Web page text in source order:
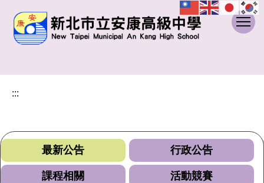
到
主
區:::
最新公告 行政公告
課程相關 活動競賽